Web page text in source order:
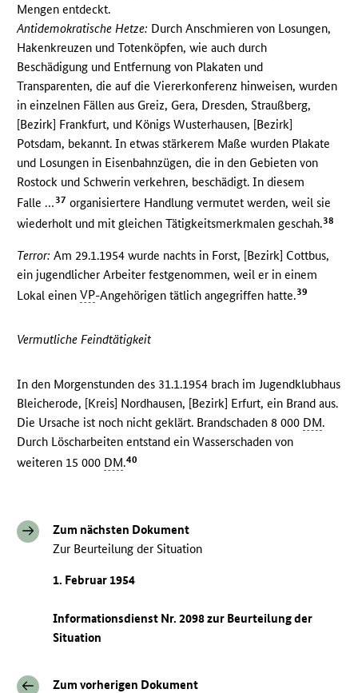
Mengen entdeckt.
Antidemokratische Hetze: Durch Anschmieren von Losungen,
Hakenkreuzen und Totenköpfen, wie auch durch
Beschädigung und Entfernung von Plakaten und
Transparenten, die auf die Viererkonferenz hinweisen, wurden
in einzelnen Fällen aus Greiz, Gera, Dresden, Straußberg,
[Bezirk] Frankfurt, und Königs Wusterhausen, [Bezirk]
Potsdam, bekannt. In etwas stärkerem Maße wurden Plakate
und Losungen in Eisenbahnzügen, die in den Gebieten von
Rostock und Schwerin verkehren, beschädigt. In diesem
Falle … 37 organisiertere Handlung vermutet werden, weil sie
wiederholt und mit gleichen Tätigkeitsmerkmalen geschah.38
Terror:Am 29.1.1954 wurde nachts in Forst, [Bezirk] Cottbus,
ein jugendlicher Arbeiter festgenommen, weil er in einem
Lokal einenVP-Angehörigen tätlich angegriffen hatte.39
Vermutliche Feindtätigkeit
In den Morgenstunden des 31.1.1954 brach im Jugendklubhaus
Bleicherode, [Kreis] Nordhausen, [Bezirk] Erfurt, ein Brand aus.
Die Ursache ist noch nicht geklärt. Brandschaden 8 000 DM.
Durch Löscharbeiten entstand ein Wasserschaden von
weiteren 15 000 DM.40
Zum nächsten Dokument
Zur Beurteilung der Situation
1. Februar 1954
Informationsdienst Nr. 2098 zur Beurteilung der
Situation
Zum vorherigen Dokument